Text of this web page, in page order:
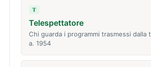
T
Telespettatore
Chi guarda i programmi trasmessi dalla
a. 1954